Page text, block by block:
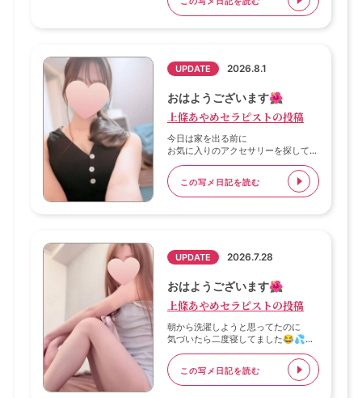
のんびり聴いていると
気持ちも落ち着いて
ゆっくり過ごせる気がします🥰✨
何回もリピートしちゃいます😂🎧
みなさんは今ハマってることってあり
ますか？🤭💗
お時間が合いましたら
ぜひ遊びに来てくださいね🥰💕
UPDATE 2026.8.1
おはようございます🌺
上條あやめセラピストの投稿
今日は家を出る前に
お気に入りのアクセサリーを探してい
たんですが🥺
「ここに置いたはず！」って思いなが
ら
帰ってからもう一度探そうと思ってい
たら
ず笑っちゃいました🤣💕
意外と近くにあるのに
焦ると見えなくなることってあります
よね🤭✨
今日も元気に出勤しています❤️
お時間が合いましたら
この写メ日記を読む
UPDATE 2026.7.28
おはようございます🌺
上條あやめセラピストの投稿
朝から洗濯しようと思ってたのに
気づいたら二度寝してました😂💦
目覚まし止めた記憶はあるのに
次に時計見たら時間進みすぎててびっ
くり🤣
この写メ日記を読む